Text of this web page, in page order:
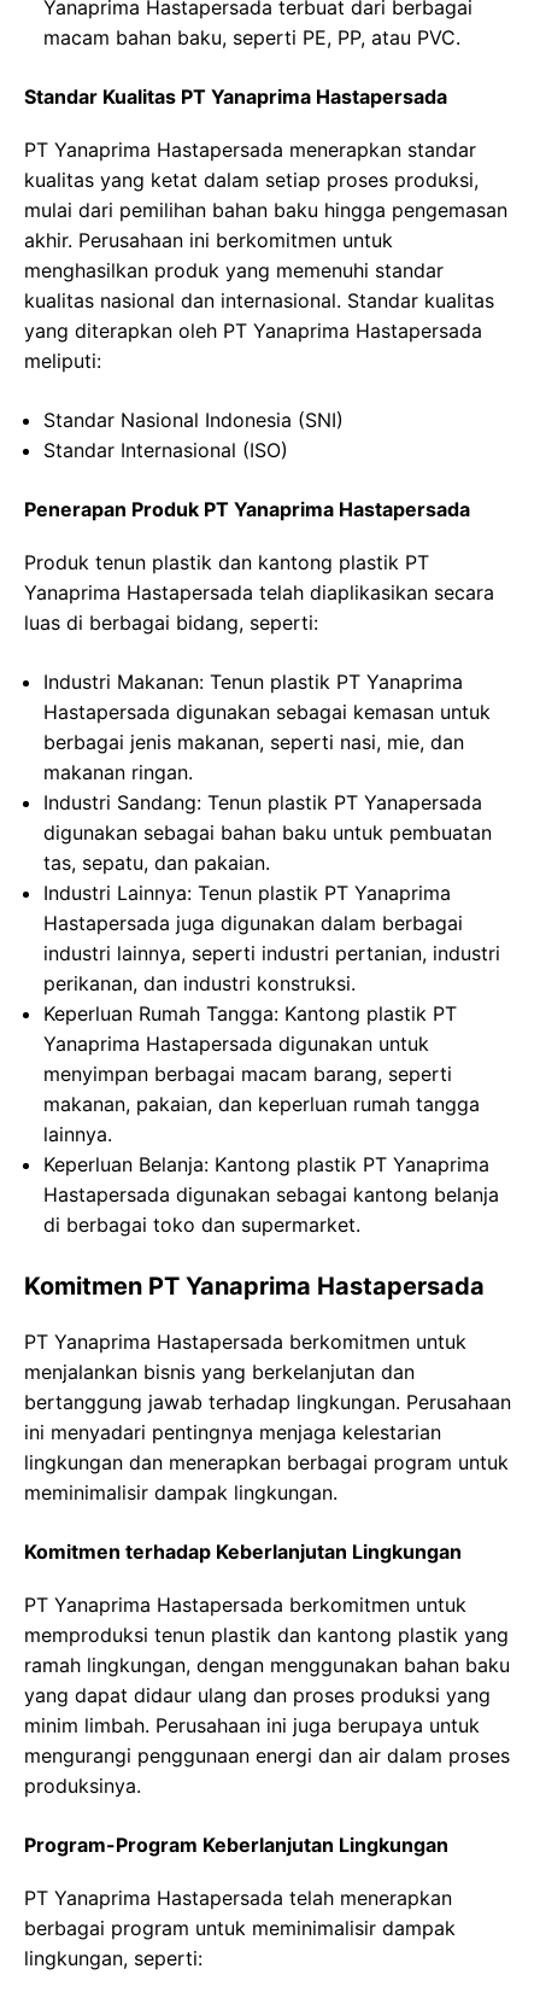
Yanaprima Hastapersada terbuat dari berbagai
macam bahan baku, seperti PE, PP, atau PVC.
Standar Kualitas PT Yanaprima Hastapersada
PT Yanaprima Hastapersada menerapkan standar
kualitas yang ketat dalam setiap proses produksi,
mulai dari pemilihan bahan baku hingga pengemasan
akhir. Perusahaan ini berkomitmen untuk
menghasilkan produk yang memenuhi standar
kualitas nasional dan internasional. Standar kualitas
yang diterapkan oleh PT Yanaprima Hastapersada
meliputi:
Standar Nasional Indonesia (SNI)
Standar Internasional (ISO)
Penerapan Produk PT Yanaprima Hastapersada
Produk tenun plastik dan kantong plastik PT
Yanaprima Hastapersada telah diaplikasikan secara
luas di berbagai bidang, seperti:
Industri Makanan: Tenun plastik PT Yanaprima
Hastapersada digunakan sebagai kemasan untuk
berbagai jenis makanan, seperti nasi, mie, dan
makanan ringan.
Industri Sandang: Tenun plastik PT Yanapersada
digunakan sebagai bahan baku untuk pembuatan
tas, sepatu, dan pakaian.
Industri Lainnya: Tenun plastik PT Yanaprima
Hastapersada juga digunakan dalam berbagai
industri lainnya, seperti industri pertanian, industri
perikanan, dan industri konstruksi.
Keperluan Rumah Tangga: Kantong plastik PT
Yanaprima Hastapersada digunakan untuk
menyimpan berbagai macam barang, seperti
makanan, pakaian, dan keperluan rumah tangga
lainnya.
Keperluan Belanja: Kantong plastik PT Yanaprima
Hastapersada digunakan sebagai kantong belanja
di berbagai toko dan supermarket.
Komitmen PT Yanaprima Hastapersada
PT Yanaprima Hastapersada berkomitmen untuk
menjalankan bisnis yang berkelanjutan dan
bertanggung jawab terhadap lingkungan. Perusahaan
ini menyadari pentingnya menjaga kelestarian
lingkungan dan menerapkan berbagai program untuk
meminimalisir dampak lingkungan.
Komitmen terhadap Keberlanjutan Lingkungan
PT Yanaprima Hastapersada berkomitmen untuk
memproduksi tenun plastik dan kantong plastik yang
ramah lingkungan, dengan menggunakan bahan baku
yang dapat didaur ulang dan proses produksi yang
minim limbah. Perusahaan ini juga berupaya untuk
mengurangi penggunaan energi dan air dalam proses
produksinya.
Program-Program Keberlanjutan Lingkungan
PT Yanaprima Hastapersada telah menerapkan
berbagai program untuk meminimalisir dampak
lingkungan, seperti: